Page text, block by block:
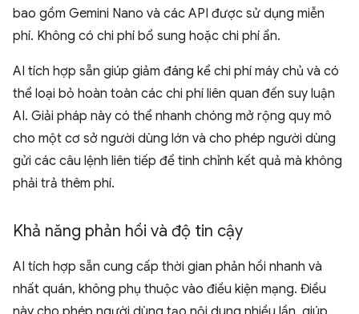
bao gồm Gemini Nano và các API được sử dụng miễn
phí. Không có chi phí bổ sung hoặc chi phí ẩn.
AI tích hợp sẵn giúp giảm đáng kể chi phí máy chủ và có
thể loại bỏ hoàn toàn các chi phí liên quan đến suy luận
AI. Giải pháp này có thể nhanh chóng mở rộng quy mô
cho một cơ sở người dùng lớn và cho phép người dùng
gửi các câu lệnh liên tiếp để tinh chỉnh kết quả mà không
phải trả thêm phí.
Khả năng phản hồi và độ tin cậy
AI tích hợp sẵn cung cấp thời gian phản hồi nhanh và
nhất quán, không phụ thuộc vào điều kiện mạng. Điều